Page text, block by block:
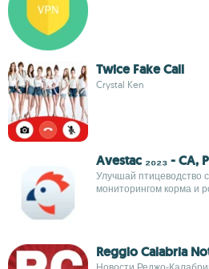
Twice Fake Call
Crystal Ken
Avestac ₂₀₂₃ - CA,
Улучшай птицеводство
мониторингом корма и
Reggio Calabria